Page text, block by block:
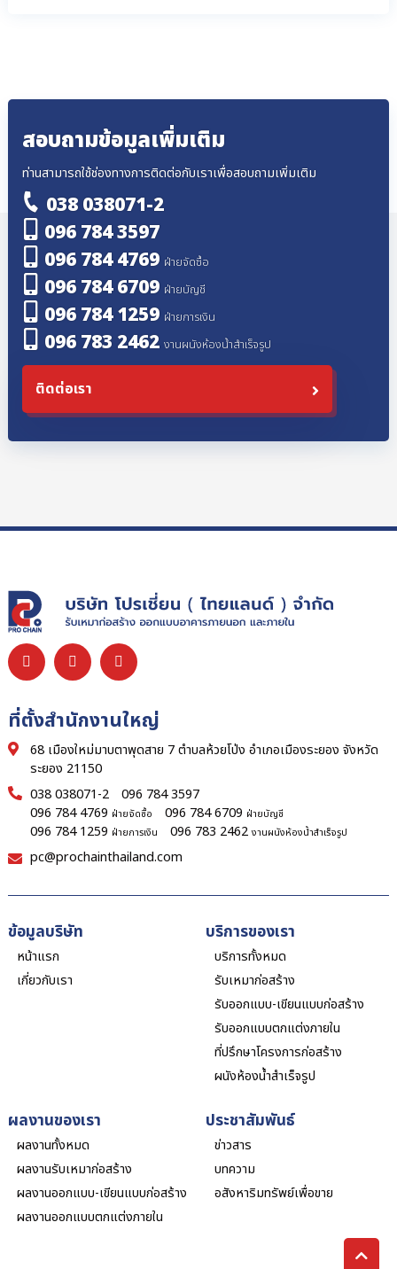
สอบถามข้อมูลเพิ่มเติม
ท่านสามารถใช้ช่องทางการติดต่อกับเราเพื่อสอบถามเพิ่มเติม
038 038071-2
096 784 3597
096 784 4769 ฝ่ายจัดซื้อ
096 784 6709 ฝ่ายบัญชี
096 784 1259 ฝ่ายการเงิน
096 783 2462 งานผนังห้องน้ำสำเร็จรูป
ติดต่อเรา
ที่ตั้งสำนักงานใหญ่
68 เมืองใหม่มาบตาพุดสาย 7 ตำบลห้วยโป่ง อำเภอเมืองระยอง จังหวัด
ระยอง 21150
038 038071-2
096 784 3597
096 784 4769 ฝ่ายจัดซื้อ 096 784 6709 ฝ่ายบัญชี
096 784 1259 ฝ่ายการเงิน 096 783 2462 งานผนังห้องน้ำสำเร็จรูป
pc@prochainthailand.com
ข้อมูลบริษัท
หน้าแรก
เกี่ยวกับเรา
บริการของเรา
บริการทั้งหมด
รับเหมาก่อสร้าง
รับออกแบบ-เขียนแบบก่อสร้าง
รับออกแบบตกแต่งภายใน
ที่ปรึกษาโครงการก่อสร้าง
ผนังห้องน้ำสำเร็จรูป
ผลงานของเรา
ผลงานทั้งหมด
ผลงานรับเหมาก่อสร้าง
ผลงานออกแบบ-เขียนแบบก่อสร้าง
ผลงานออกแบบตกแต่งภายใน
ประชาสัมพันธ์
ข่าวสาร
บทความ
อสังหาริมทรัพย์เพื่อขาย